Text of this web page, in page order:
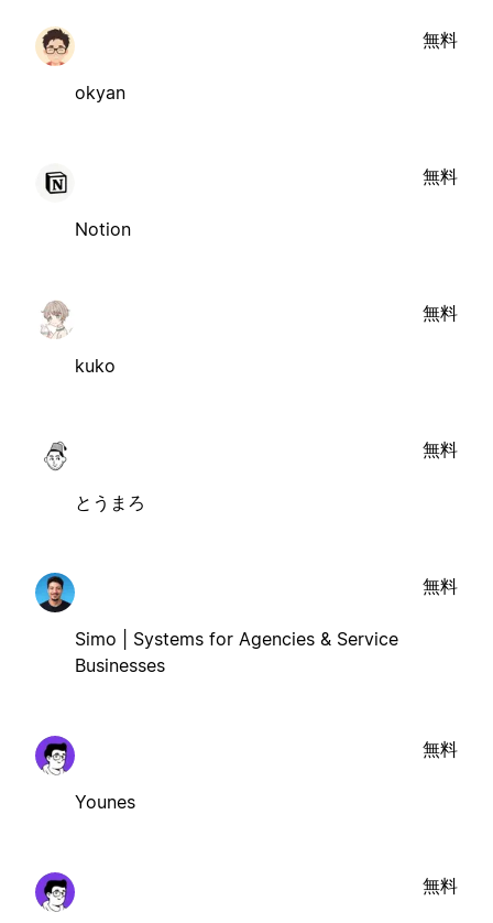
okyan
無料
Notion
無料
kuko
無料
とうまろ
無料
Simo | Systems for Agencies & Service
Businesses
無料
Younes
無料
無料